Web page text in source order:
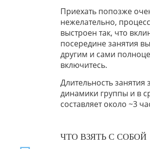
Приехать попозже
нежелательно,
выстроен так, что
посередине занятия
другим и сами
включитесь.
Длительность занятия
динамики группы и в
составляет около ~3
ЧТО ВЗЯТЬ С СОБОЙ